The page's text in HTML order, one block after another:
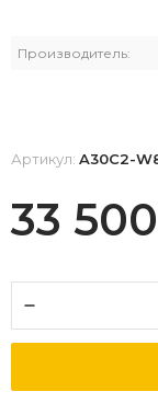
Производитель:
Артикул: A30C2-
33 500